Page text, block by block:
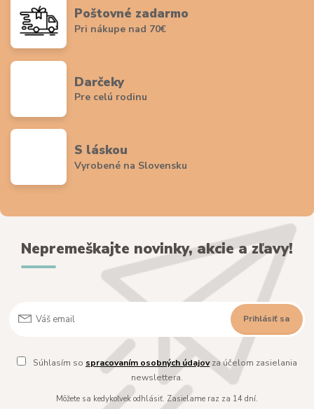
Poštovné zadarmo
Pri nákupe nad 70€
Darčeky
Pre celú rodinu
S láskou
Vyrobené na Slovensku
Nepremeškajte novinky, akcie a zľavy!
Prihlásiť sa
Súhlasím so spracovaním osobných údajovza účelom zasielania
newslettera.
Môžete sa kedykoľvek odhlásiť. Zasielame raz za 14 dní.